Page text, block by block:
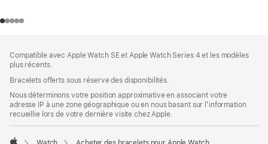
de
page
de
bas
de
page
Compatible avec Apple Watch SE et Apple Watch Series 4 et les modèles
plus récents.
Bracelets offerts sous réserve des disponibilités.
Nous déterminons votre position approximative en associant votre
adresse IP à une zone géographique ou en nous basant sur l’information
recueillie lors de votre dernière visite chez Apple.